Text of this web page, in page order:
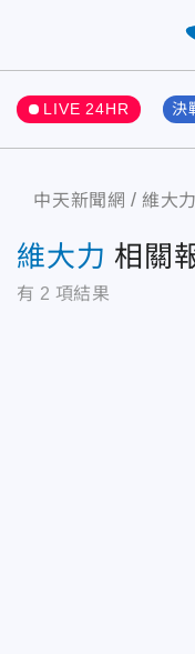
LIVE 24HR 決
中天新聞網 維大力
維大力 相關
有 2 項結果